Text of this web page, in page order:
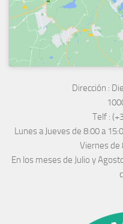
Dirección :
Telf :
Lunes a Jueves de 8:00 a
Viernes de
En los meses de Julio y